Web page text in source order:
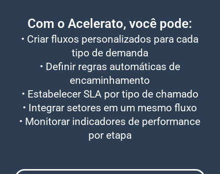
Com o Acelerato, você pode:
• Criar fluxos personalizados para cada
tipo de demanda
• Definir regras automáticas de
encaminhamento
• Estabelecer SLA por tipo de chamado
• Integrar setores em um mesmo fluxo
• Monitorar indicadores de performance
por etapa